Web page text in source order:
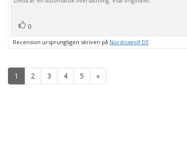
Rösta
0
Recension ursprungligen skriven på Nordicagolf DE
1 2 3 4 5 »